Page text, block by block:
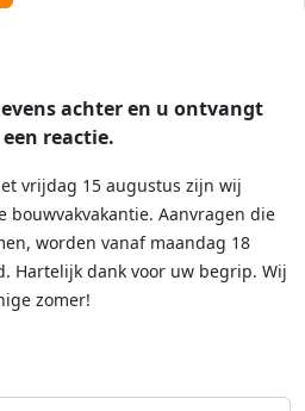
achter en u ontvangt
reactie.
vrijdag 15 augustus zijn wij
bouwvakvakantie. Aanvragen die
worden vanaf maandag 18
Hartelijk dank voor uw begrip. Wij
zomer!